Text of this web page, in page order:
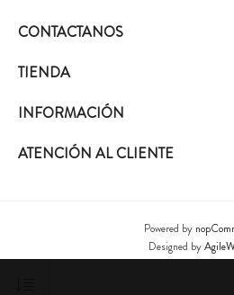
CONTACTANOS
TIENDA
INFORMACIÓN
ATENCIÓN AL CLIENTE
Powered by
Designed by
Copyright ® 2026 Lizzie Design. L&A S.A - RUT